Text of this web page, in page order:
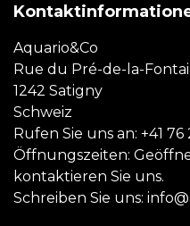
Aquario&Co
Rue du Pré-de-la-
1242 Satigny
Schweiz
Rufen Sie uns an: +41
Öffnungszeiten:
kontaktieren Sie uns.
Schreiben Sie uns: